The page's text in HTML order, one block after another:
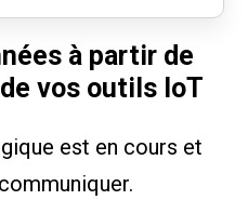
à partir de
vos outils IoT
est en cours et